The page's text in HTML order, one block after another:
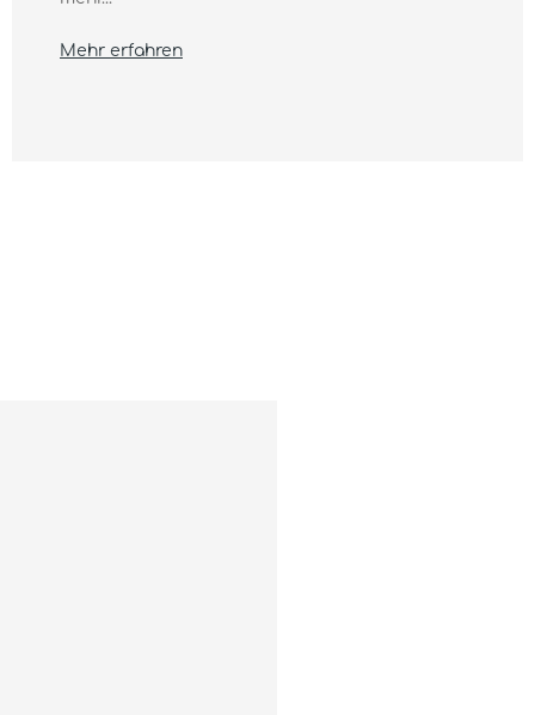
Mehr erfahren